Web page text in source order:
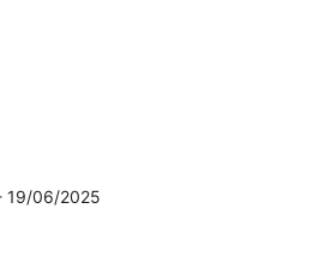
19/06/2025